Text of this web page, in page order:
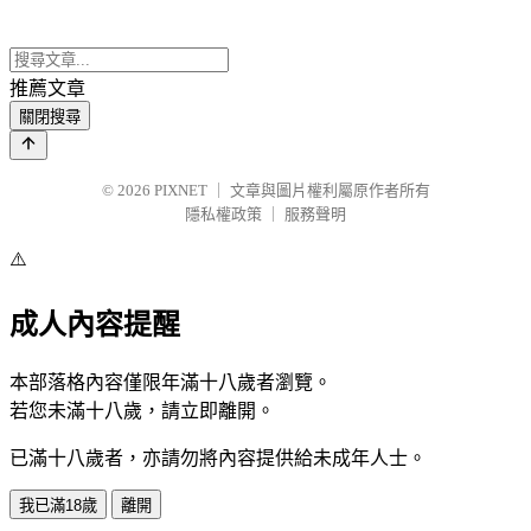
推薦文章
關閉搜尋
© 2026 PIXNET
文章與圖片權利屬原作者所有
隱私權政策
服務聲明
⚠️
成人內容提醒
本部落格內容僅限年滿十八歲者瀏覽。
若您未滿十八歲，請立即離開。
已滿十八歲者，亦請勿將內容提供給未成年人士。
我已滿18歲 離開